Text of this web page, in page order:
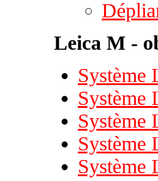
Leica M -
Système
Système
Système
Système
Système